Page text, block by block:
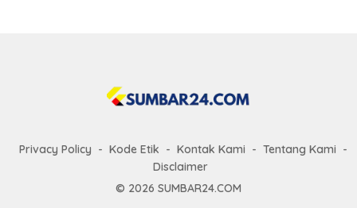
Privacy Policy Kode Etik Kontak Kami
Tentang Kami
Disclaimer
© 2026 SUMBAR24.COM